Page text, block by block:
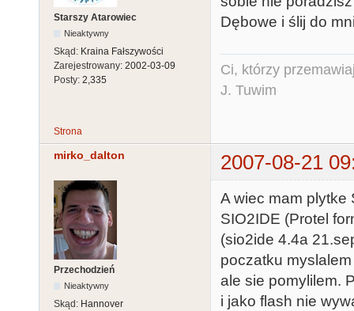
Starszy Atarowiec
Nieaktywny
Skąd: Kraina Fałszywości
Zarejestrowany: 2002-03-09
Posty: 2,335
Dębowe i ślij do
Ci, którzy
J. Tuwim
Strona
mirko_dalton 2007-08-21
Przechodzień
Nieaktywny
Skąd: Hannover
A wiec mam plytke
SIO2IDE (Protel
(sio2ide 4.4a
poczatku
ale sie pomylilem.
i jako flash nie